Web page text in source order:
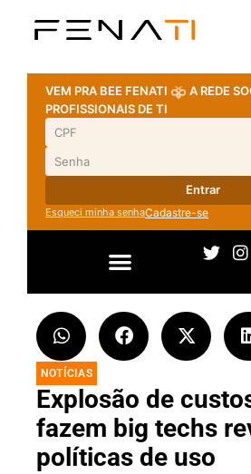
VEM PRA BEE FENATI
A REDE
PROFISSIONAIS DE TI
Entrar
Esqueci minha senhaCadastre-se
NOTÍCIAS
Explosão de
fazem big techs
políticas de uso